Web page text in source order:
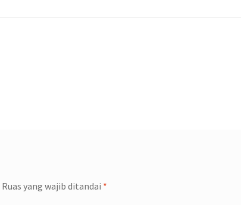
Ruas yang wajib ditandai *